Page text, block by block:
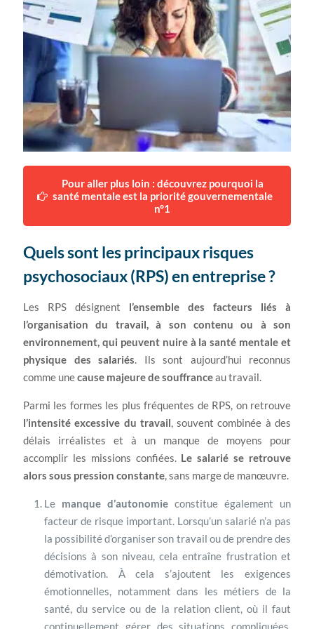
Pour aller plus loin : découvrez pourquoi la
santé mentale est la priorité gouvernementale
n°1
Quels sont les principaux risques
psychosociaux (RPS) en entreprise ?
Les RPS désignent l’ensemble des facteurs liés à
l’organisation du travail, à son contenu ou à son
environnement, qui peuvent nuire à la santé mentale et
physique des salariés. Ils sont aujourd’hui reconnus
comme unecause majeure de souffranceau travail.
Parmi les formes les plus fréquentes de RPS, on retrouve
l’intensité excessive du travail, souvent combinée à des
délais irréalistes et à un manque de moyens pour
accomplir les missions confiées.Le salarié se retrouve
alors sous pression constante, sans marge de manœuvre.
Le manque d’autonomie constitue également un
facteur de risque important. Lorsqu’un salarié n’a pas
la possibilité d’organiser son travail ou de prendre des
décisions à son niveau, cela entraîne frustration et
démotivation. À cela s’ajoutent les exigences
émotionnelles, notamment dans les métiers de la
santé, du service ou de la relation client, où il faut
continuellement gérer des situations compliquées,